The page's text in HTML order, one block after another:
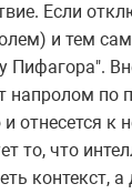
Если
и тем
Пифагора".
напролом
отнесется
то, что